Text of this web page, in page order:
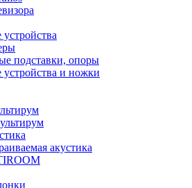
подставки, опоры
и ножки
акустика